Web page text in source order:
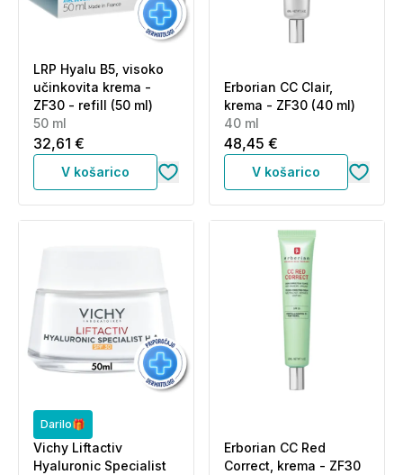
LRP Hyalu B5, visoko
učinkovita krema -
ZF30 - refill (50 ml)
50 ml
32,61 €
V košarico
Erborian CC Clair,
krema - ZF30 (40 ml)
40 ml
48,45 €
V košarico
Darilo🎁
Vichy Liftactiv
Hyaluronic Specialist
Erborian CC Red
Correct, krema - ZF30